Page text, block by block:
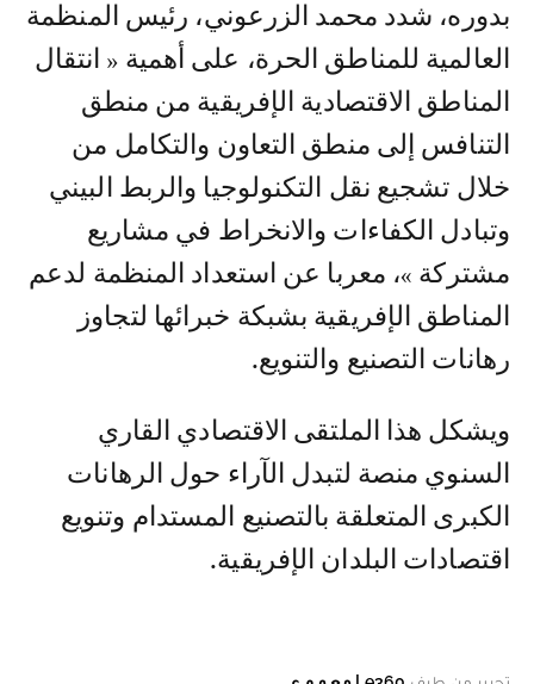
بدوره، شدد محمد الزرعوني، رئيس المنظمة
العالمية للمناطق الحرة، على أهمية « انتقال
المناطق الاقتصادية الإفريقية من منطق
التنافس إلى منطق التعاون والتكامل من
خلال تشجيع نقل التكنولوجيا والربط البيني
وتبادل الكفاءات والانخراط في مشاريع
مشتركة »، معربا عن استعداد المنظمة لدعم
المناطق الإفريقية بشبكة خبرائها لتجاوز
رهانات التصنيع والتنويع.
ويشكل هذا الملتقى الاقتصادي القاري
السنوي منصة لتبدل الآراء حول الرهانات
الكبرى المتعلقة بالتصنيع المستدام وتنويع
اقتصادات البلدان الإفريقية.